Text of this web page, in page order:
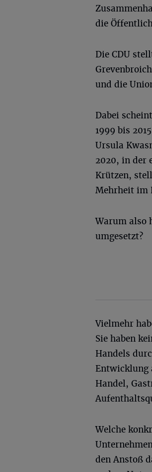
die
Die CDU
und die
Dabei
1999 bis
Ursula
2020, in der
Krützen,
Mehrheit im
Warum also
umgesetzt?
Vielmehr
Sie haben
Handels
Entwicklung
Handel,
Welche
den Anstoß